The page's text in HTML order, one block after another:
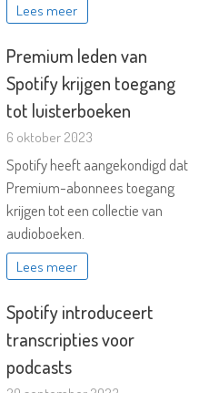
Lees meer
Premium leden van
Spotify krijgen toegang
tot luisterboeken
6 oktober 2023
Spotify heeft aangekondigd dat
Premium-abonnees toegang
krijgen tot een collectie van
audioboeken.
Lees meer
Spotify introduceert
transcripties voor
podcasts